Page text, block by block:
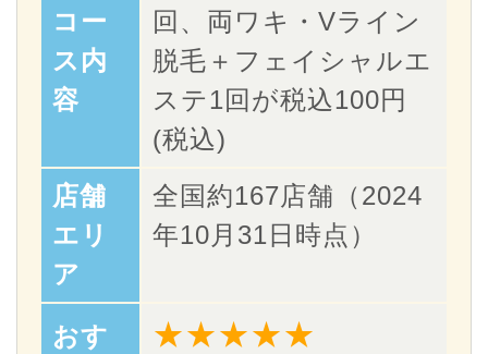
コー
ス内
容
回、両ワキ・Vライン
脱毛＋フェイシャルエ
ステ1回が税込100円
(税込)
店舗
エリ
ア
全国約167店舗（2024
年10月31日時点）
おす
★★★★★